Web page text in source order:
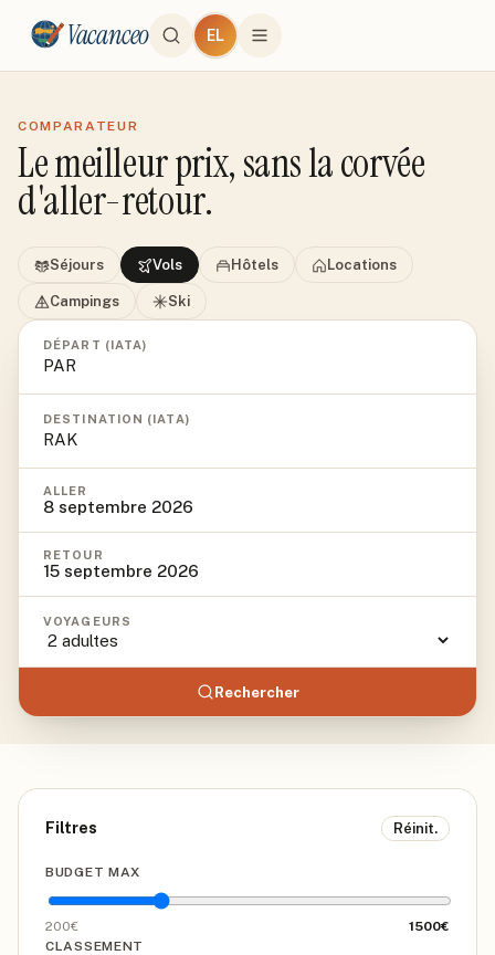
Vacanceo EL
COMPARATEUR
Le meilleur prix, sans la corvée
d'aller-retour.
Séjours Vols Hôtels Locations
Campings Ski
DÉPART (IATA)
DESTINATION (IATA)
ALLER
8 septembre 2026
RETOUR
15 septembre 2026
VOYAGEURS
Rechercher
Filtres Réinit.
BUDGET MAX
200€ 1500€
CLASSEMENT